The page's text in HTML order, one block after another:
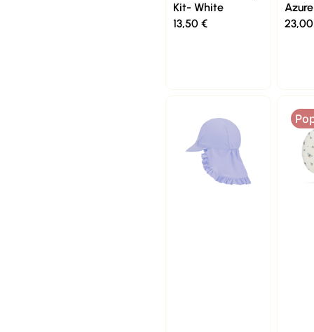
Kit- White
13,50 €
Azure